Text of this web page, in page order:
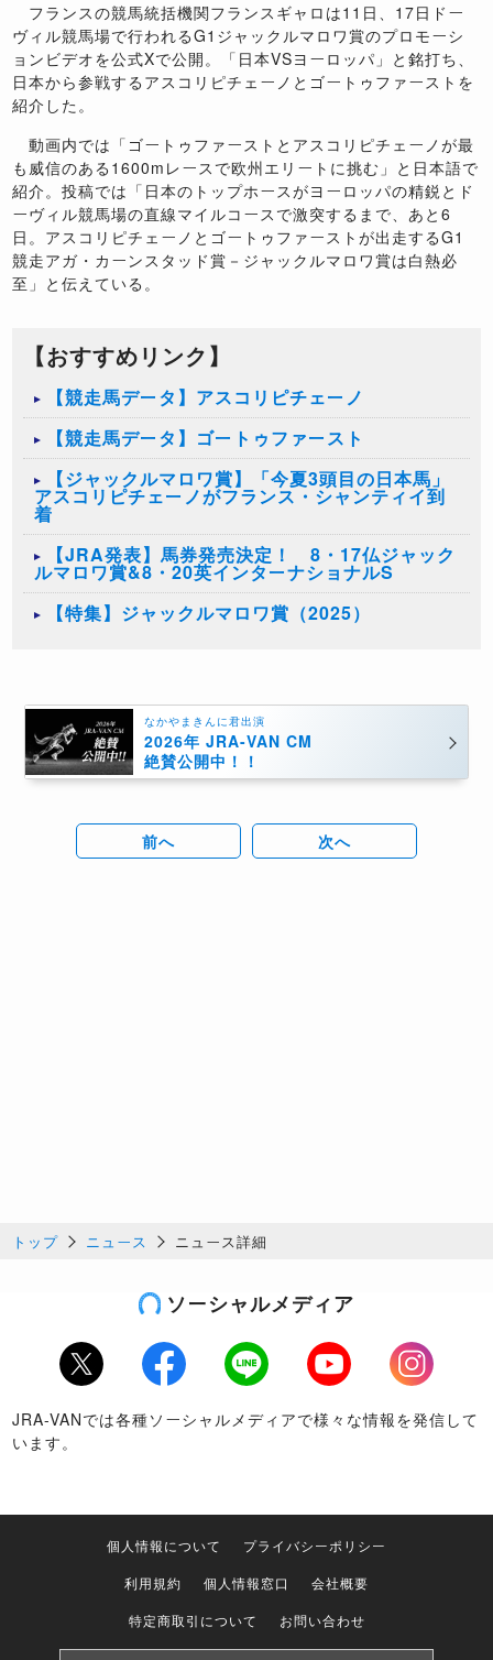
フランスの競馬統括機関フランスギャロは11日、17日ドー
ヴィル競馬場で行われるG1ジャックルマロワ賞のプロモーシ
ョンビデオを公式Xで公開。「日本VSヨーロッパ」と銘打ち、
日本から参戦するアスコリピチェーノとゴートゥファーストを
紹介した。
動画内では「ゴートゥファーストとアスコリピチェーノが最
も威信のある1600mレースで欧州エリートに挑む」と日本語で
紹介。投稿では「日本のトップホースがヨーロッパの精鋭とド
ーヴィル競馬場の直線マイルコースで激突するまで、あと6
日。アスコリピチェーノとゴートゥファーストが出走するG1
競走アガ・カーンスタッド賞－ジャックルマロワ賞は白熱必
至」と伝えている。
【おすすめリンク】
【競走馬データ】アスコリピチェーノ
【競走馬データ】ゴートゥファースト
【ジャックルマロワ賞】「今夏3頭目の日本馬」
アスコリピチェーノがフランス・シャンティイ到
着
【JRA発表】馬券発売決定！ 8・17仏ジャック
ルマロワ賞&8・20英インターナショナルS
【特集】ジャックルマロワ賞（2025）
なかやまきんに君出演
2026年 JRA-VAN CM
絶賛公開中！！
前へ 次へ
トップ ニュース ニュース詳細
ソーシャルメディア
Twitter Facebook LINE Youtube
Instagram
JRA-VANでは各種ソーシャルメディアで様々な情報を発信して
います。
個人情報について
プライバシーポリシー
利用規約
個人情報窓口
会社概要
特定商取引について
お問い合わせ